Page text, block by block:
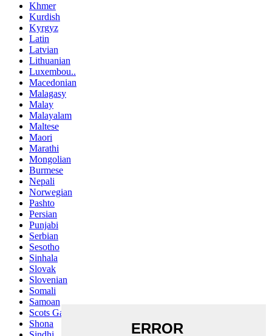
Khmer
Kurdish
Kyrgyz
Latin
Latvian
Lithuanian
Luxembou..
Macedonian
Malagasy
Malay
Malayalam
Maltese
Maori
Marathi
Mongolian
Burmese
Nepali
Norwegian
Pashto
Persian
Punjabi
Serbian
Sesotho
Sinhala
Slovak
Slovenian
Somali
Samoan
Scots Gaelic
Shona